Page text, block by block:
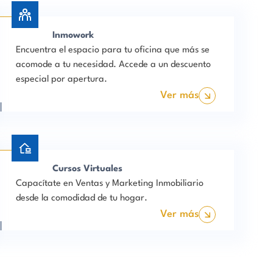
Inmowork
Encuentra el espacio para tu oficina que más se
acomode a tu necesidad. Accede a un descuento
especial por apertura.
Ver más
Cursos Virtuales
Capacítate en Ventas y Marketing Inmobiliario
desde la comodidad de tu hogar.
Ver más